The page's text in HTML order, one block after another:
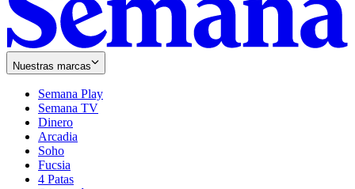
Nuestras marcas
Semana Play
Semana TV
Dinero
Arcadia
Soho
in
new
Fucsia
in
4 Patas